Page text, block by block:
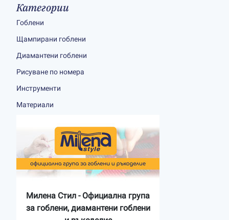
Категории
Гоблени
Щампирани гоблени
Диамантени гоблени
Рисуване по номера
Инструменти
Материали
Милена Стил - Официална група
за гоблени, диамантени гоблени